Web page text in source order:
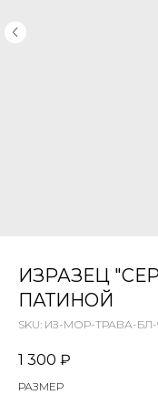
ИЗРАЗЕЦ
ПАТИНОЙ
SKU: ИЗ-МОР-ТРАВА-БЛ-
1 300 ₽
РАЗМЕР